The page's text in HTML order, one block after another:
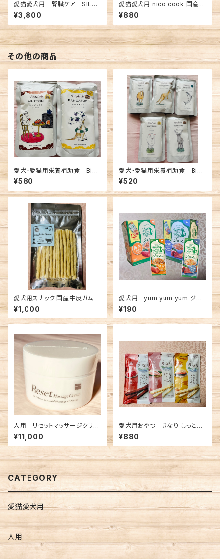
愛猫愛犬用 腎臓ケア SILCA
T
¥3,800
愛猫愛犬用 nico cook 国産天
然シリーズ
¥880
その他の商品
愛犬・愛猫用栄養補助食 Bioli
ob 四季 ディッシュ シリーズ
¥580
愛犬・愛猫用栄養補助食 Bioli
ob ピュア100% シリーズ
¥520
愛犬用スナック 国産牛皮ガム
¥1,000
愛犬用 yum yum yum ジュ
レ仕立て 馬肉/ かつお
¥190
人用 リセットマッサージクリー
ム 180g
¥11,000
愛犬用おやつ きなり しっとり
やわらかジャーキー
¥880
CATEGORY
愛猫愛犬用
人用